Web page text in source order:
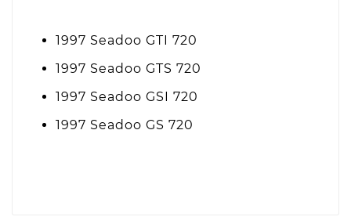
1997 Seadoo GTI 720
1997 Seadoo GTS 720
1997 Seadoo GSI 720
1997 Seadoo GS 720